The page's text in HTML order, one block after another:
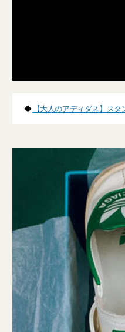
◆ 【大人のアディダス】ス